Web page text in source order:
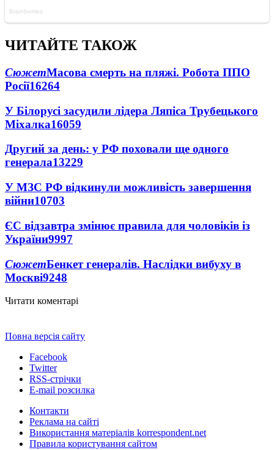
ЧИТАЙТЕ ТАКОЖ
СюжетМасова смерть на пляжі. Робота ППО
Росії16264
У Білорусі засудили лідера Ляпіса Трубецького
Міхалка16059
Другий за день: у РФ поховали ще одного
генерала13229
У МЗС РФ відкинули можливість завершення
війни10703
ЄС відзавтра змінює правила для чоловіків із
України9997
СюжетБенкет генералів. Наслідки вибуху в
Москві9248
Читати коментарі
Повна версія сайту
Facebook
Twitter
RSS-стрічки
E-mail розсилка
Контакти
Реклама на сайті
Використання матеріалів korrespondent.net
Правила користування сайтом